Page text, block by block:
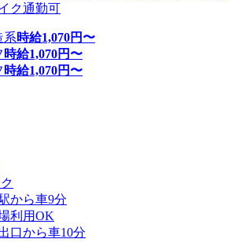
ク通勤可
系時給1,070円〜
時給1,070円〜
時給1,070円〜
から車9分
利用OK
口から車10分